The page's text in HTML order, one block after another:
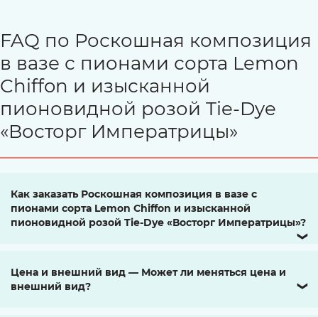
FAQ по Роскошная композиция
в вазе с пионами сорта Lemon
Chiffon и изысканной
пионовидной розой Tie-Dye
«Восторг Императрицы»
Как заказать Роскошная композиция в вазе с
пионами сорта Lemon Chiffon и изысканной
пионовидной розой Tie-Dye «Восторг Императрицы»?
❯
Цена и внешний вид — Может ли меняться цена и
внешний вид?
❯